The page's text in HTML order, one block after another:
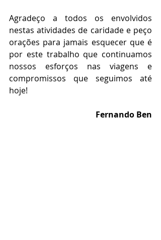
Agradeço a todos os envolvidos
nestas atividades de caridade e peço
orações para jamais esquecer que é
por este trabalho que continuamos
nossos esforços nas viagens e
compromissos que seguimos até
hoje!
Fernando Ben